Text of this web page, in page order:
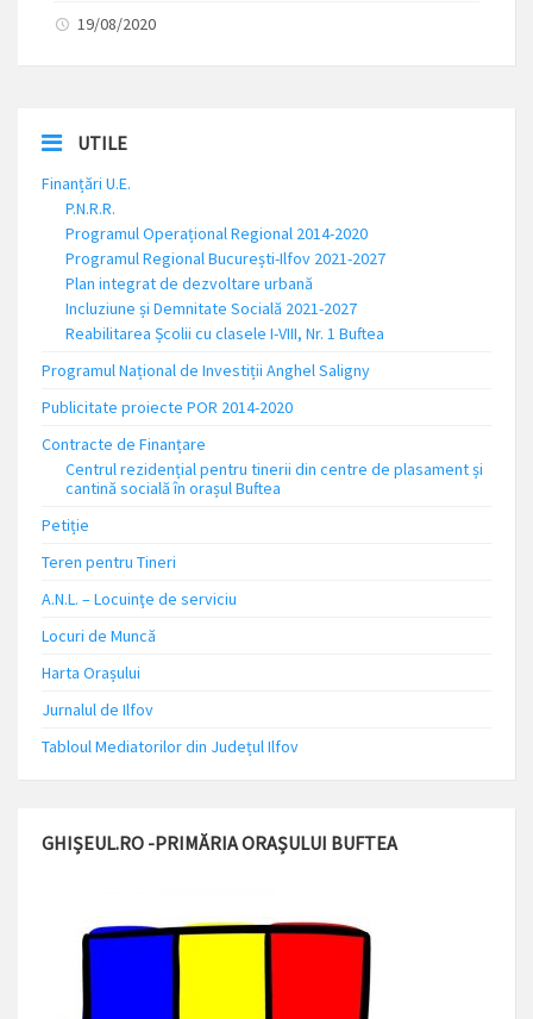
19/08/2020
UTILE
Finanțări U.E.
P.N.R.R.
Programul Operațional Regional 2014-2020
Programul Regional București-Ilfov 2021-2027
Plan integrat de dezvoltare urbană
Incluziune și Demnitate Socială 2021-2027
Reabilitarea Școlii cu clasele I-VIII, Nr. 1 Buftea
Programul Național de Investiții Anghel Saligny
Publicitate proiecte POR 2014-2020
Contracte de Finanțare
Centrul rezidențial pentru tinerii din centre de plasament și
cantină socială în orașul Buftea
Petiție
Teren pentru Tineri
A.N.L. – Locuinţe de serviciu
Locuri de Muncă
Harta Orașului
Jurnalul de Ilfov
Tabloul Mediatorilor din Județul Ilfov
GHIȘEUL.RO -PRIMĂRIA ORAȘULUI BUFTEA